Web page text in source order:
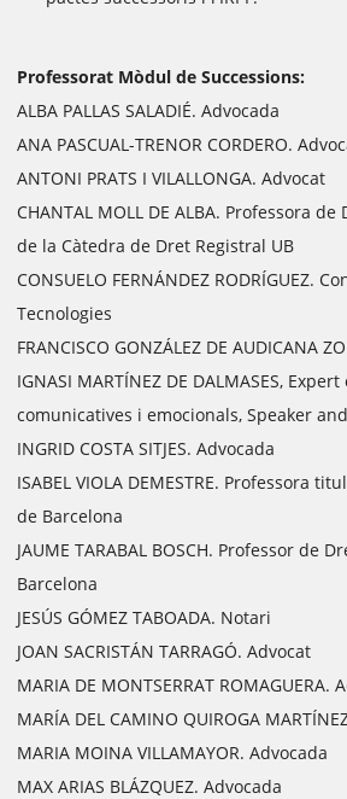
Professorat Mòdul de Successions:
ALBA PALLAS SALADIÉ. Advocada
ANA PASCUAL-TRENOR CORDERO.
ANTONI PRATS I VILALLONGA. Advocat
CHANTAL MOLL DE ALBA. Professora
de la Càtedra de Dret Registral UB
CONSUELO FERNÁNDEZ RODRÍGUEZ.
Tecnologies
FRANCISCO GONZÁLEZ DE AUDICANA
IGNASI MARTÍNEZ DE DALMASES,
comunicatives i emocionals, Speaker
INGRID COSTA SITJES. Advocada
ISABEL VIOLA DEMESTRE. Professora
de Barcelona
JAUME TARABAL BOSCH. Professor de
Barcelona
JESÚS GÓMEZ TABOADA. Notari
JOAN SACRISTÁN TARRAGÓ. Advocat
MARIA DE MONTSERRAT ROMAGUERA.
MARÍA DEL CAMINO QUIROGA
MARIA MOINA VILLAMAYOR. Advocada
MAX ARIAS BLÁZQUEZ. Advocada